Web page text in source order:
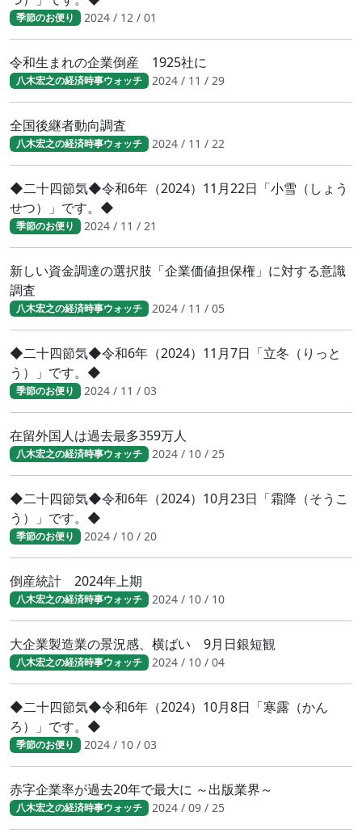
季節のお便り 2024 / 12 / 01
令和生まれの企業倒産 1925社に
八木宏之の経済時事ウォッチ 2024 / 11 / 29
全国後継者動向調査
八木宏之の経済時事ウォッチ 2024 / 11 / 22
◆二十四節気◆令和6年（2024）11月22日「小雪（しょう
せつ）」です。◆
季節のお便り 2024 / 11 / 21
新しい資金調達の選択肢「企業価値担保権」に対する意識
調査
八木宏之の経済時事ウォッチ 2024 / 11 / 05
◆二十四節気◆令和6年（2024）11月7日「立冬（りっと
う）」です。◆
季節のお便り 2024 / 11 / 03
在留外国人は過去最多359万人
八木宏之の経済時事ウォッチ 2024 / 10 / 25
◆二十四節気◆令和6年（2024）10月23日「霜降（そうこ
う）」です。◆
季節のお便り 2024 / 10 / 20
倒産統計 2024年上期
八木宏之の経済時事ウォッチ 2024 / 10 / 10
大企業製造業の景況感、横ばい 9月日銀短観
八木宏之の経済時事ウォッチ 2024 / 10 / 04
◆二十四節気◆令和6年（2024）10月8日「寒露（かん
ろ）」です。◆
季節のお便り 2024 / 10 / 03
赤字企業率が過去20年で最大に ～出版業界～
八木宏之の経済時事ウォッチ 2024 / 09 / 25